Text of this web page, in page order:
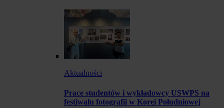
Aktualności
Prace studentów i wykładowcy USWPS na
festiwalu fotografii w Korei Południowej